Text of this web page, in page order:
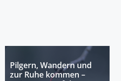
Pilgern, Wandern und
zur Ruhe kommen –